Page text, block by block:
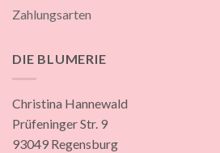
Zahlungsarten
DIE BLUMERIE
Christina Hannewald
Prüfeninger Str. 9
93049 Regensburg